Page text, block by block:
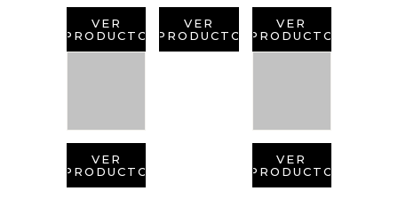
VER
PRODUCTO
VER
PRODUCTO
VER
PRODUCTO
VER
PRODUCTO
VER
PRODUCTO